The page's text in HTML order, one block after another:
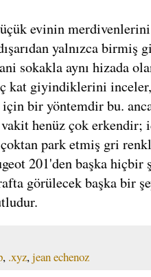
evinin
yalnızca birmiş
sokakla aynı hizada
kat giyindiklerini
bir yöntemdir bu.
vakit henüz çok
park etmiş gri
201'den başka
görülecek başka bir
, .xyz,jean echenoz